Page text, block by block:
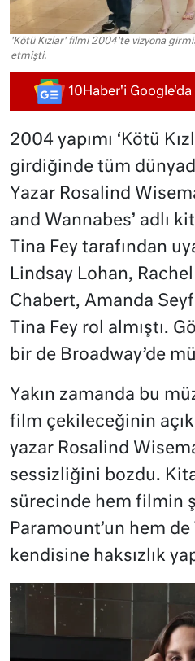
'Kötü Kızlar' filmi 2004'te vizyona
etmişti.
10Haber'i
2004 yapımı ‘Kötü
girdiğinde tüm
Yazar Rosalind
and Wannabes’ adlı
Tina Fey tarafından
Lindsay Lohan,
Chabert, Amanda
Tina Fey rol almıştı.
bir de Broadway’de
Yakın zamanda bu
film çekileceğinin
yazar Rosalind
sessizliğini bozdu.
sürecinde hem filmin
Paramount’un hem de
kendisine haksızlık